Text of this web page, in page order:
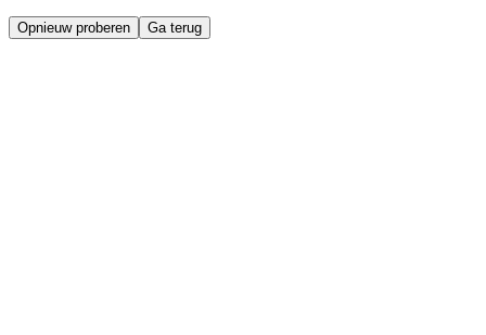
Opnieuw proberen Ga terug